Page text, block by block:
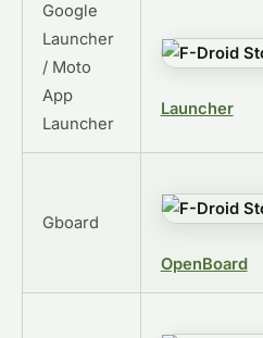
Google
Launcher
/ Moto
App
Launcher
Launcher
Gboard
OpenBoard